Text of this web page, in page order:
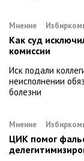
Мнение
Как суд
комиссии
Иск подали
неисполнении
болезни
Мнение
ЦИК помог